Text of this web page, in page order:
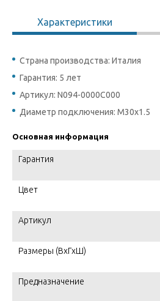
Характеристики
Страна производства: Италия
Гарантия: 5 лет
Артикул: N094-0000C000
Диаметр подключения: М30х1.5
Основная информация
Гарантия
Цвет
Артикул
Размеры (ВхГхШ)
Предназначение